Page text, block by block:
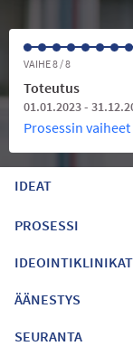
VAIHE 8 / 8
Toteutus
01.01.2023 -
Prosessin vaiheet
IDEAT
PROSESSI
IDEOINTIKLINIKAT
ÄÄNESTYS
SEURANTA